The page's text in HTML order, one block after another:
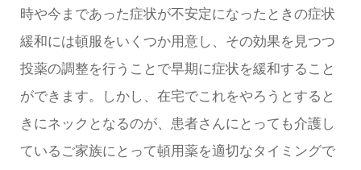
時や今まであった症状が不安定になったときの症状
緩和には頓服をいくつか用意し、その効果を見つつ
投薬の調整を行うことで早期に症状を緩和すること
ができます。しかし、在宅でこれをやろうとすると
きにネックとなるのが、患者さんにとっても介護し
ているご家族にとって頓用薬を適切なタイミングで